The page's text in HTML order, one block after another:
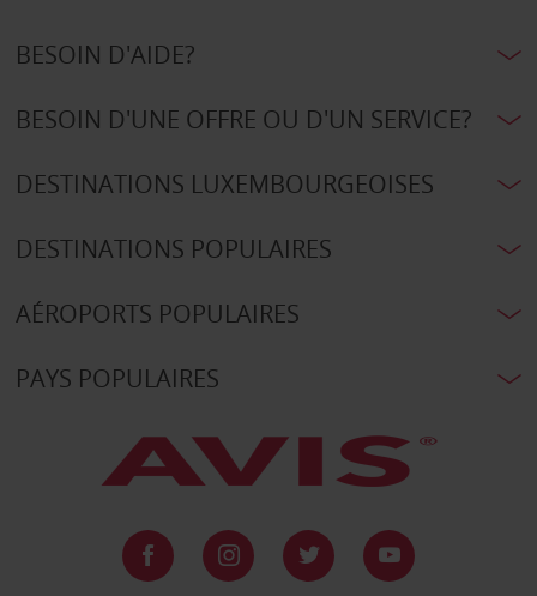
BESOIN D'AIDE?
BESOIN D'UNE OFFRE OU D'UN SERVICE?
DESTINATIONS LUXEMBOURGEOISES
DESTINATIONS POPULAIRES
AÉROPORTS POPULAIRES
PAYS POPULAIRES